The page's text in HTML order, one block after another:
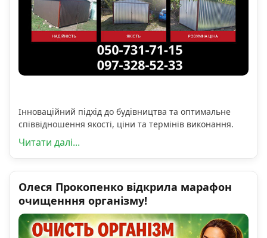
Інноваційний підхід до будівництва та оптимальне
співвідношення якості, ціни та термінів виконання.
Читати далі...
Олеся Прокопенко відкрила марафон
очищенння організму!